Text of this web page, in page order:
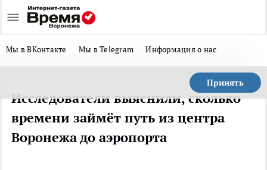
Мы в ВКонтакте Мы в Telegram Информация о нас
Принять
Исследователи выяснили, сколько
времени займёт путь из центра
Воронежа до аэропорта